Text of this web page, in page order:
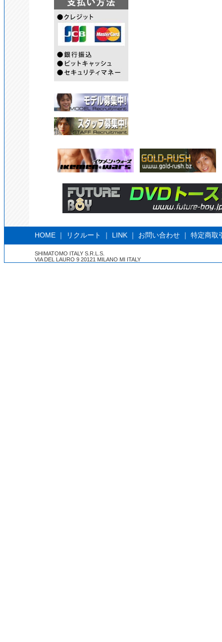
HOME ｜ リクルート ｜ LINK ｜ お問い合わせ ｜ 特定商取
SHIMATOMO ITALY S.R.L.S.
VIA DEL LAURO 9 20121 MILANO MI ITALY